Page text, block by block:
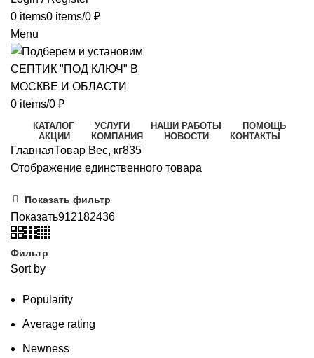
0 items0 items/0 ₽
Menu
0 items/0 ₽
КАТАЛОГ УСЛУГИ НАШИ РАБОТЫ
ПОМОЩЬ
АКЦИИ
КОМПАНИЯ НОВОСТИ КОНТАКТЫ
ГлавнаяТовар Вес, кг835
Отображение единственного товара
Показать фильтр
Показать912182436
Фильтр
Sort by
Popularity
Average rating
Newness